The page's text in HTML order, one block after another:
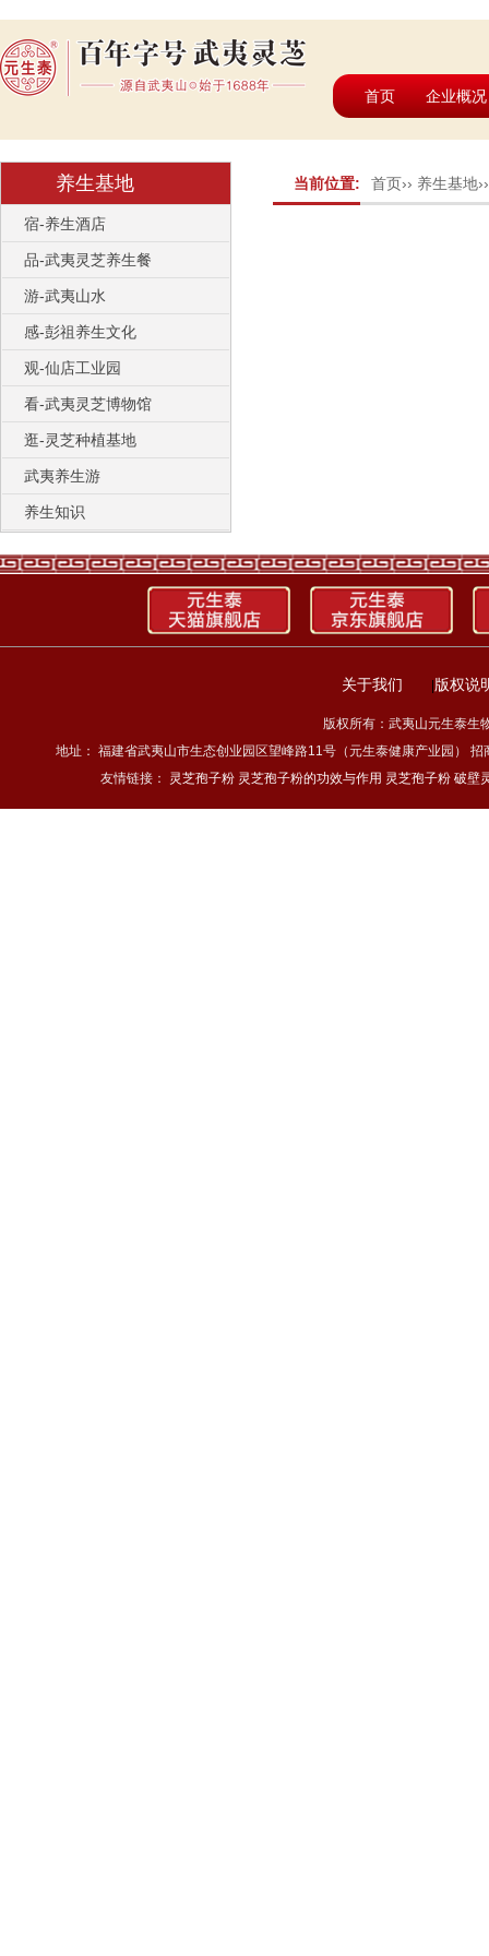
首页 企业概况
养生基地
宿-养生酒店
品-武夷灵芝养生餐
游-武夷山水
感-彭祖养生文化
观-仙店工业园
看-武夷灵芝博物馆
逛-灵芝种植基地
武夷养生游
养生知识
当前位置: 首页›› 养生基地
关于我们 版权说
版权所有：武夷山元生泰生
地址： 福建省武夷山市生态创业园区望峰路11号（元生泰健康产业园）
友情链接： 灵芝孢子粉 灵芝孢子粉的功效与作用 灵芝孢子粉 破壁